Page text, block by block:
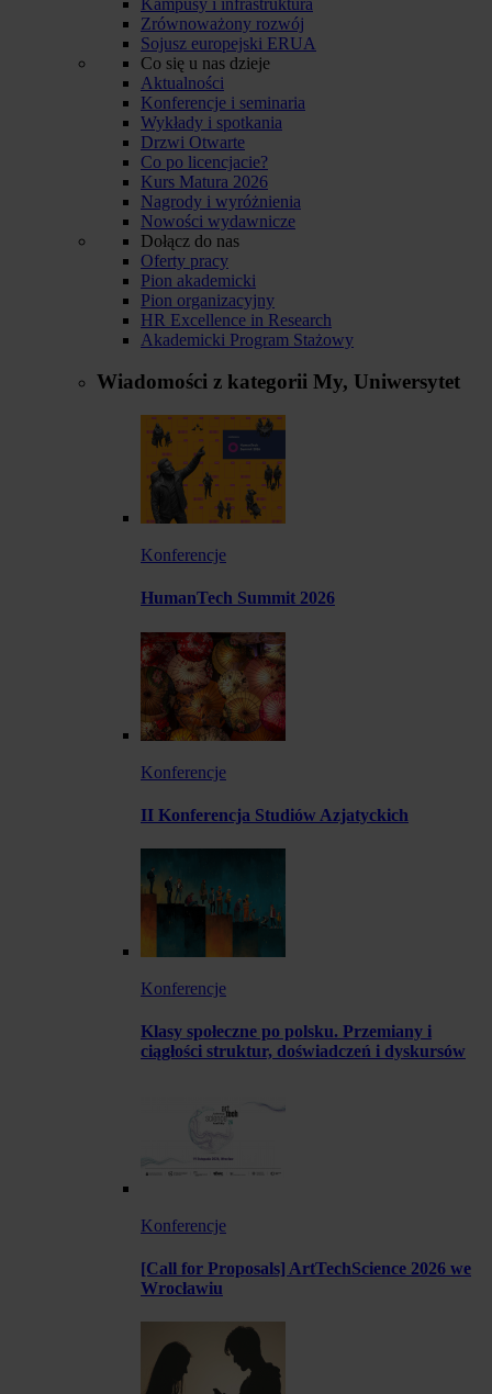
Zrównoważony rozwój
Sojusz europejski ERUA
Co się u nas dzieje
Aktualności
Konferencje i seminaria
Wykłady i spotkania
Drzwi Otwarte
Co po licencjacie?
Kurs Matura 2026
Nagrody i wyróżnienia
Nowości wydawnicze
Dołącz do nas
Oferty pracy
Pion akademicki
Pion organizacyjny
HR Excellence in Research
Akademicki Program Stażowy
Wiadomości z kategorii My, Uniwersytet
Konferencje
HumanTech Summit 2026
Konferencje
II Konferencja Studiów Azjatyckich
Konferencje
Klasy społeczne po polsku. Przemiany i
ciągłości struktur, doświadczeń i dyskursów
Konferencje
[Call for Proposals] ArtTechScience 2026 we
Wrocławiu